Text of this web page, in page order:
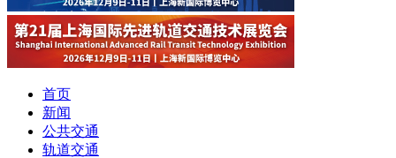
首页
新闻
公共交通
轨道交通